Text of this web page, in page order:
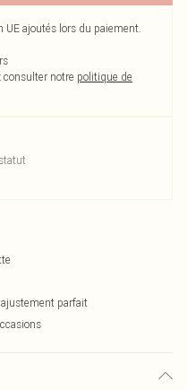
UE ajoutés lors du paiement.
consulter notre politique de
parfait